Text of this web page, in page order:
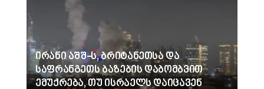
ირანი აშშ-ს, ბრიტანეთსა და
საფრანგეთს ბაზების დაბომბვით
ემუქრება, თუ ისრაელს დაიცავენ